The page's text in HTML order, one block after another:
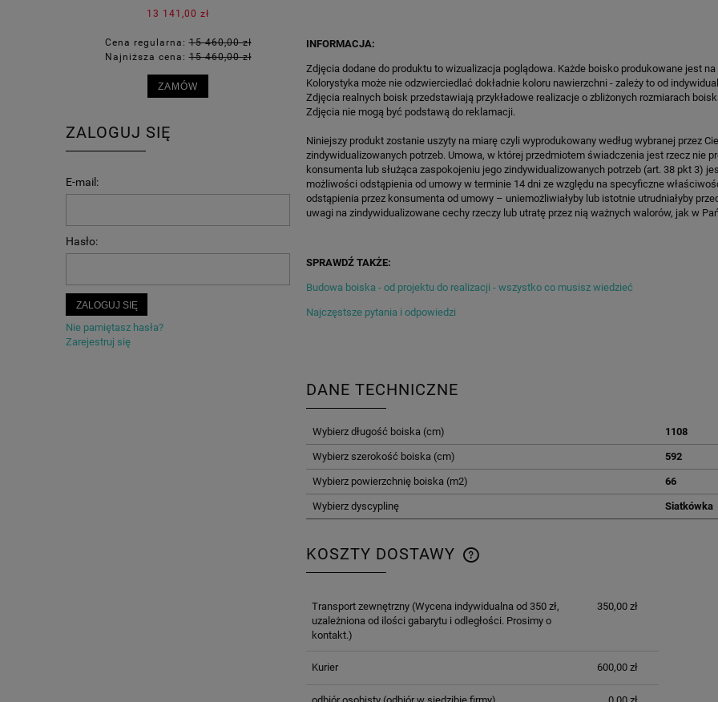
13 141,00 zł
Cena regularna:15 460,00 zł
Najniższa cena:15 460,00 zł
ZAMÓW
Cena regularna:
ZAMÓW ZAMÓW
ZALOGUJ SIĘ
E-mail:
Hasło:
ZALOGUJ SIĘ
Nie pamiętasz hasła?
Zarejestruj się
INFORMACJA:
Zdjęcia dodane do produktu to wizualizacja poglądowa. Każde boisko produkowane jest na
Kolorystyka może nie odzwierciedlać dokładnie koloru nawierzchni - zależy to od
Zdjęcia realnych boisk przedstawiają przykładowe realizacje o zbliżonych rozmiarach
Zdjęcia nie mogą być podstawą do reklamacji.
Niniejszy produkt zostanie uszyty na miarę czyli wyprodukowany według wybranej przez
zindywidualizowanych potrzeb. Umowa, w której przedmiotem świadczenia jest rzecz nie
konsumenta lub służąca zaspokojeniu jego zindywidualizowanych potrzeb (art. 38 pkt 3)
możliwości odstąpienia od umowy w terminie 14 dni ze względu na specyficzne
odstąpienia przez konsumenta od umowy – uniemożliwiałyby lub istotnie utrudniałyby
uwagi na zindywidualizowane cechy rzeczy lub utratę przez nią ważnych walorów, jak w
SPRAWDŹ TAKŻE:
Budowa boiska - od projektu do realizacji - wszystko co musisz wiedzieć
Najczęstsze pytania i odpowiedzi
DANE TECHNICZNE
Wybierz długość boiska (cm) 1108
Wybierz szerokość boiska (cm) 592
Wybierz powierzchnię boiska (m2) 66
Wybierz dyscyplinę Siatkówka
KOSZTY DOSTAWY
KOSZTÓW PŁATNOŚCI
Transport zewnętrzny(Wycena indywidualna od 350 zł,
uzależniona od ilości gabarytu i odległości. Prosimy o
kontakt.)
350,00 zł
Kurier 600,00 zł